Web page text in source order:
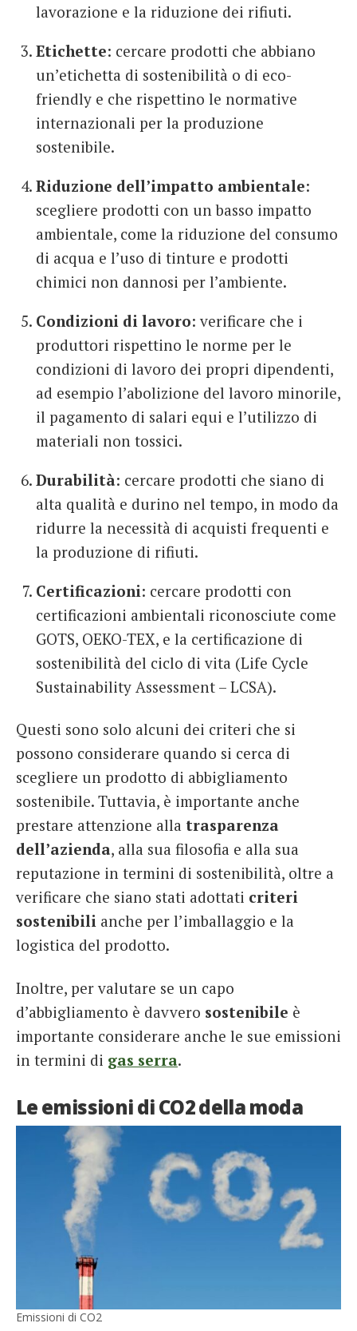
lavorazione e la riduzione dei rifiuti.
Etichette: cercare prodotti che abbiano
un’etichetta di sostenibilità o di eco-
friendly e che rispettino le normative
internazionali per la produzione
sostenibile.
Riduzione dell’impatto ambientale:
scegliere prodotti con un basso impatto
ambientale, come la riduzione del consumo
di acqua e l’uso di tinture e prodotti
chimici non dannosi per l’ambiente.
Condizioni di lavoro: verificare che i
produttori rispettino le norme per le
condizioni di lavoro dei propri dipendenti,
ad esempio l’abolizione del lavoro minorile,
il pagamento di salari equi e l’utilizzo di
materiali non tossici.
Durabilità: cercare prodotti che siano di
alta qualità e durino nel tempo, in modo da
ridurre la necessità di acquisti frequenti e
la produzione di rifiuti.
Certificazioni: cercare prodotti con
certificazioni ambientali riconosciute come
GOTS, OEKO-TEX, e la certificazione di
sostenibilità del ciclo di vita (Life Cycle
Sustainability Assessment – LCSA).
Questi sono solo alcuni dei criteri che si
possono considerare quando si cerca di
scegliere un prodotto di abbigliamento
sostenibile. Tuttavia, è importante anche
prestare attenzione alla trasparenza
dell’azienda, alla sua filosofia e alla sua
reputazione in termini di sostenibilità, oltre a
verificare che siano stati adottati criteri
sostenibili anche per l’imballaggio e la
logistica del prodotto.
Inoltre, per valutare se un capo
d’abbigliamento è davvero sostenibile è
importante considerare anche le sue emissioni
in termini di gas serra.
Le emissioni di CO2 della moda
Emissioni di CO2